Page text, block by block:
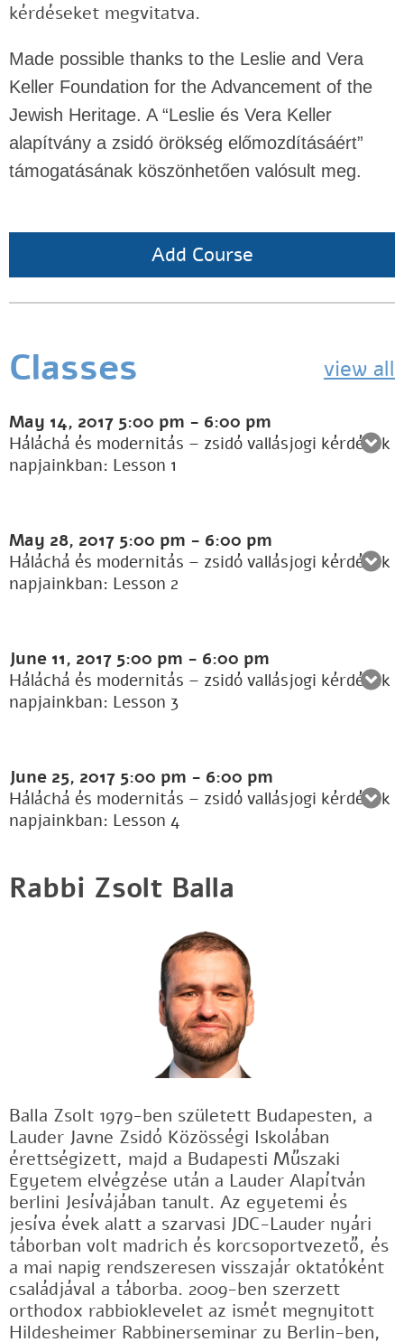
kérdéseket megvitatva.
Made possible thanks to the Leslie and Vera
Keller Foundation for the Advancement of the
Jewish Heritage. A “Leslie és Vera Keller
alapítvány a zsidó örökség előmozdításáért”
támogatásának köszönhetően valósult meg.
Add Course
Classes view all
May 14, 2017 5:00 pm - 6:00 pm
Háláchá és modernitás – zsidó vallásjogi kérdések
napjainkban: Lesson 1
May 28, 2017 5:00 pm - 6:00 pm
Háláchá és modernitás – zsidó vallásjogi kérdések
napjainkban: Lesson 2
June 11, 2017 5:00 pm - 6:00 pm
Háláchá és modernitás – zsidó vallásjogi kérdések
napjainkban: Lesson 3
June 25, 2017 5:00 pm - 6:00 pm
Háláchá és modernitás – zsidó vallásjogi kérdések
napjainkban: Lesson 4
Rabbi Zsolt Balla
Balla Zsolt 1979-ben született Budapesten, a
Lauder Javne Zsidó Közösségi Iskolában
érettségizett, majd a Budapesti Műszaki
Egyetem elvégzése után a Lauder Alapítván
berlini Jesívájában tanult. Az egyetemi és
jesíva évek alatt a szarvasi JDC-Lauder nyári
táborban volt madrich és korcsoportvezető, és
a mai napig rendszeresen visszajár oktatóként
családjával a táborba. 2009-ben szerzett
orthodox rabbioklevelet az ismét megnyitott
Hildesheimer Rabbinerseminar zu Berlin-ben,